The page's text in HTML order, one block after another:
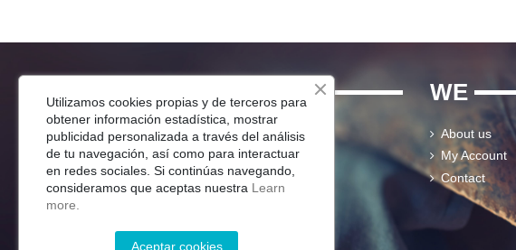
SHOP
Menaje Mesa
Para Tu Cocina
Decoracion
Jardín
WE
About us
My Account
Contact
Utilizamos cookies propias y de terceros para
obtener información estadística, mostrar
publicidad personalizada a través del análisis
de tu navegación, así como para interactuar
en redes sociales. Si continúas navegando,
consideramos que aceptas nuestra Learn
more.
Aceptar cookies